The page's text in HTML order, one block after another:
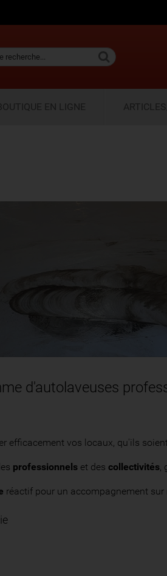
EN LIGNE
d'autolaveuses
efficacement vos locaux, qu'ils
professionnels et des collectivités,
réactif pour un accompagnement sur